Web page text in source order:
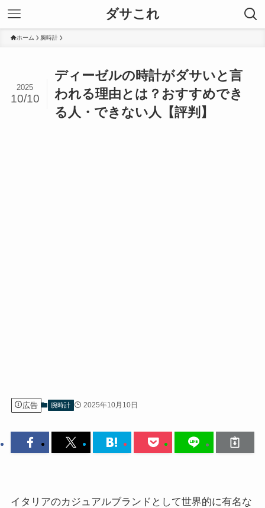
ダサこれ
ホーム 腕時計
ディーゼルの時計がダサいと言
われる理由とは？おすすめでき
る人・できない人【評判】
2025
10/10
広告 腕時計 2025年10月10日
イタリアのカジュアルブランドとして世界的に有名な